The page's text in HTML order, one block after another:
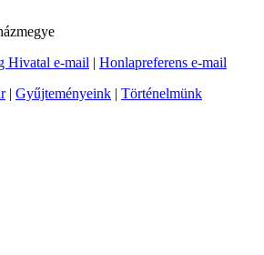
Hivatal e-mail | Honlapreferens e-mail
| Gyűjteményeink | Történelmünk